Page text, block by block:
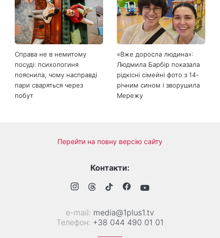
Справа не в немитому
посуді: психологиня
пояснила, чому насправді
пари сваряться через
побут
«Вже доросла людина»:
Людмила Барбір показала
рідкісні сімейні фото з 14-
річним сином і зворушила
Мережу
Перейти на повну версію сайту
Контакти:
е-mail: media@1plus1.tv
Телефон: +38 044 490 01 01